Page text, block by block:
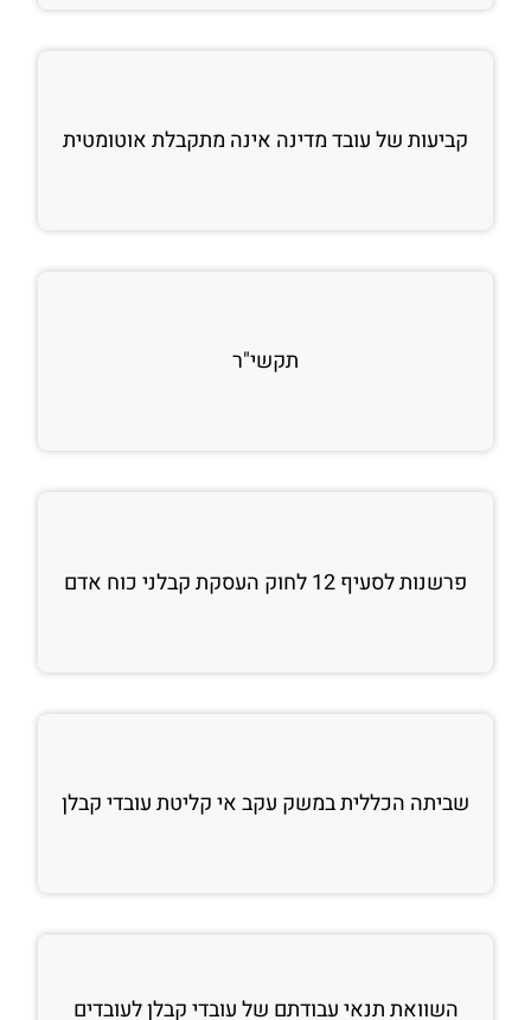
קביעות של עובד מדינה אינה מתקבלת אוטומטית
תקשי"ר
פרשנות לסעיף 12 לחוק העסקת קבלני כוח אדם
שביתה הכללית במשק עקב אי קליטת עובדי קבלן
השוואת תנאי עבודתם של עובדי קבלן לעובדים